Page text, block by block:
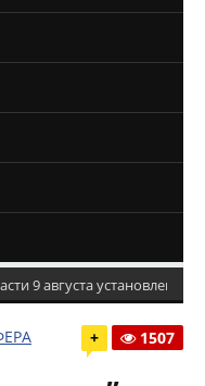
9 августа установлены
+ 1507